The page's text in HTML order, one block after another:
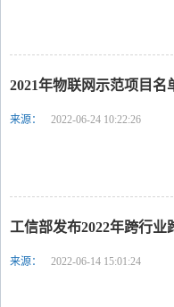
2021年物联网示范项目名
来源： 2022-06-24 10:22:26
工信部发布2022年跨行
来源： 2022-06-14 15:01:24